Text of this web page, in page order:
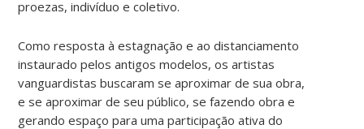
proezas, indivíduo e coletivo.
Como resposta à estagnação e ao distanciamento
instaurado pelos antigos modelos, os artistas
vanguardistas buscaram se aproximar de sua obra,
e se aproximar de seu público, se fazendo obra e
gerando espaço para uma participação ativa do